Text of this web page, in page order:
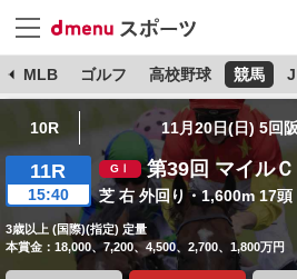
MLB ゴルフ 高校野球 競馬
10R 11月20日(日) 5回
11R
15:40
第39回 マイル
芝 右 外回り・1,600m 17頭
3歳以上 (国際)(指定) 定量
本賞金：18,000、7,200、4,500、2,700、1,800万円